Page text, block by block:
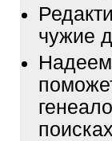
чужие